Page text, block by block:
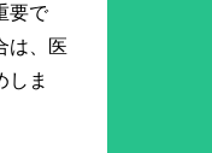
要で
は、医
しま